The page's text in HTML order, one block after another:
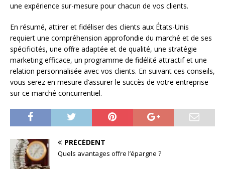
une expérience sur-mesure pour chacun de vos clients.
En résumé, attirer et fidéliser des clients aux États-Unis
requiert une compréhension approfondie du marché et de ses
spécificités, une offre adaptée et de qualité, une stratégie
marketing efficace, un programme de fidélité attractif et une
relation personnalisée avec vos clients. En suivant ces conseils,
vous serez en mesure d’assurer le succès de votre entreprise
sur ce marché concurrentiel.
PRÉCÉDENT
Quels avantages offre l’épargne ?